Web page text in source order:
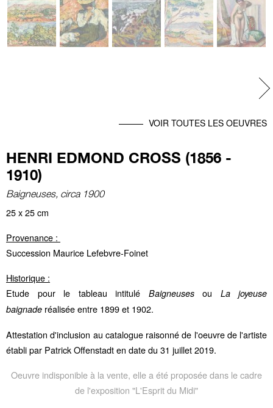
VOIR TOUTES LES OEUVRES
HENRI EDMOND CROSS (1856 -
1910)
Baigneuses, circa 1900
25 x 25 cm
Provenance :
Succession Maurice Lefebvre-Foinet
Historique :
Etude pour le tableau intitulé Baigneuses ou La joyeuse
baignade réalisée entre 1899 et 1902.
Attestation d'inclusion au catalogue raisonné de l'oeuvre de l'artiste
établi par Patrick Offenstadt en date du 31 juillet 2019.
Oeuvre indisponible à la vente, elle a été proposée dans le cadre
de l'exposition "L'Esprit du Midi"